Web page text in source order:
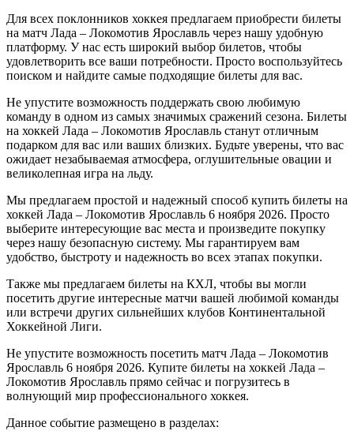
Для всех поклонников хоккея предлагаем приобрести билеты
на матч Лада – Локомотив Ярославль через нашу удобную
платформу. У нас есть широкий выбор билетов, чтобы
удовлетворить все ваши потребности. Просто воспользуйтесь
поиском и найдите самые подходящие билеты для вас.
Не упустите возможность поддержать свою любимую
команду в одном из самых значимых сражений сезона. Билеты
на хоккей Лада – Локомотив Ярославль станут отличным
подарком для вас или ваших близких. Будьте уверены, что вас
ожидает незабываемая атмосфера, оглушительные овации и
великолепная игра на льду.
Мы предлагаем простой и надежный способ купить билеты на
хоккей Лада – Локомотив Ярославль 6 ноября 2026. Просто
выберите интересующие вас места и произведите покупку
через нашу безопасную систему. Мы гарантируем вам
удобство, быстроту и надежность во всех этапах покупки.
Также мы предлагаем билеты на КХЛ, чтобы вы могли
посетить другие интересные матчи вашей любимой команды
или встречи других сильнейших клубов Континентальной
Хоккейной Лиги.
Не упустите возможность посетить матч Лада – Локомотив
Ярославль 6 ноября 2026. Купите билеты на хоккей Лада –
Локомотив Ярославль прямо сейчас и погрузитесь в
волнующий мир профессионального хоккея.
Данное событие размещено в разделах: